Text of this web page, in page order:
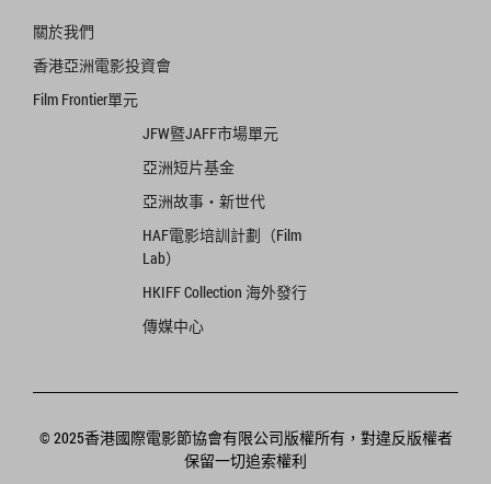
關於我們
香港亞洲電影投資會
Film Frontier單元
JFW暨JAFF市場單元
亞洲短片基金
亞洲故事‧新世代
HAF電影培訓計劃（Film
Lab）
HKIFF Collection 海外發行
傳媒中心
© 2025香港國際電影節協會有限公司版權所有，對違反版權者
保留一切追索權利